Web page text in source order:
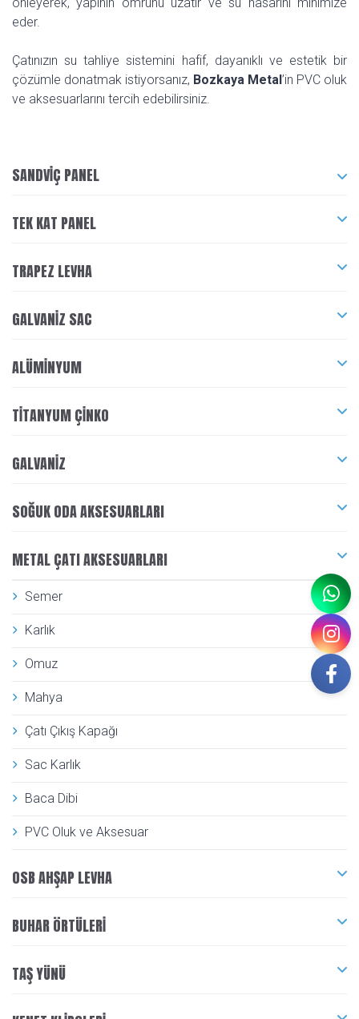
eder.
Çatınızın su tahliye sistemini hafif, dayanıklı ve estetik bir
çözümle donatmak istiyorsanız, Bozkaya Metal’in PVC oluk
ve aksesuarlarını tercih edebilirsiniz.
SANDVIÇ PANEL
TEK KAT PANEL
TRAPEZ LEVHA
GALVANIZ SAC
ALÜMINYUM
TITANYUM ÇINKO
GALVANIZ
SOĞUK ODA AKSESUARLARI
METAL ÇATI AKSESUARLARI
Semer
Karlık
Omuz
Mahya
Çatı Çıkış Kapağı
Sac Karlık
Baca Dibi
PVC Oluk ve Aksesuar
OSB AHŞAP LEVHA
BUHAR ÖRTÜLERI
TAŞ YÜNÜ